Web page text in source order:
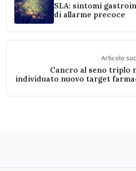
SLA: sintomi
di allarme precoce
Articolo
Cancro al seno triplo
individuato nuovo target